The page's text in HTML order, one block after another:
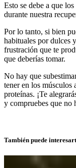
Esto se debe a que
durante nuestra
Por lo tanto, si bien
habituales por dulces
frustración que te
que deberías tomar.
No hay que
tener en los músculos
proteínas. ¡Te
y compruebes que no
También puede